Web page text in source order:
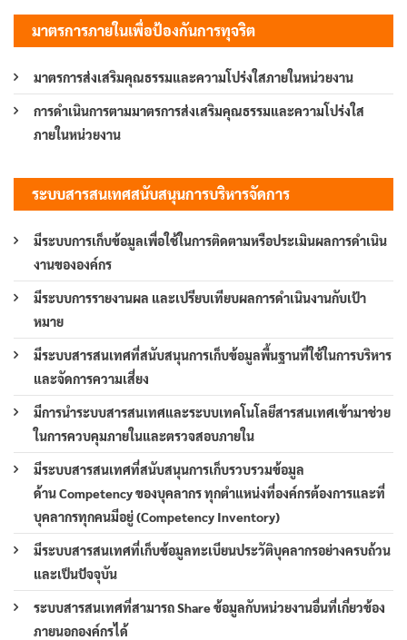
มาตรการภายในเพื่อป้องกันการทุจริต
มาตรการส่งเสริมคุณธรรมและความโปร่งใสภายในหน่วยงาน
การดำเนินการตามมาตรการส่งเสริมคุณธรรมและความโปร่งใส
ภายในหน่วยงาน
ระบบสารสนเทศสนับสนุนการบริหารจัดการ
มีระบบการเก็บข้อมูลเพื่อใช้ในการติดตามหรือประเมินผลการดำเนิน
งานขององค์กร
มีระบบการรายงานผล และเปรียบเทียบผลการดำเนินงานกับเป้า
หมาย
มีระบบสารสนเทศที่สนับสนุนการเก็บข้อมูลพื้นฐานที่ใช้ในการบริหาร
และจัดการความเสี่ยง
มีการนำระบบสารสนเทศและระบบเทคโนโลยีสารสนเทศเข้ามาช่วย
ในการควบคุมภายในและตรวจสอบภายใน
มีระบบสารสนเทศที่สนับสนุนการเก็บรวบรวมข้อมูล
ด้าน Competency ของบุคลากร ทุกตำแหน่งที่องค์กรต้องการและที่
บุคลากรทุกคนมีอยู่ (Competency Inventory)
มีระบบสารสนเทศที่เก็บข้อมูลทะเบียนประวัติบุคลากรอย่างครบถ้วน
และเป็นปัจจุบัน
ระบบสารสนเทศที่สามารถ Share ข้อมูลกับหน่วยงานอื่นที่เกี่ยวข้อง
ภายนอกองค์กรได้